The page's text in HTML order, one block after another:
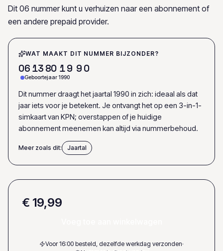
Dit 06 nummer kunt u verhuizen naar een abonnement of
een andere prepaid provider.
WAT MAAKT DIT NUMMER BIJZONDER?
06 13 80 19 9 0
Geboortejaar 1990
Dit nummer draagt het jaartal 1990 in zich: ideaal als dat
jaar iets voor je betekent. Je ontvangt het op een 3-in-1-
simkaart van KPN; overstappen of je huidige
abonnement meenemen kan altijd via nummerbehoud.
Meer zoals dit: Jaartal
€ 19,99
Voor 16:00 besteld, dezelfde werkdag verzonden·